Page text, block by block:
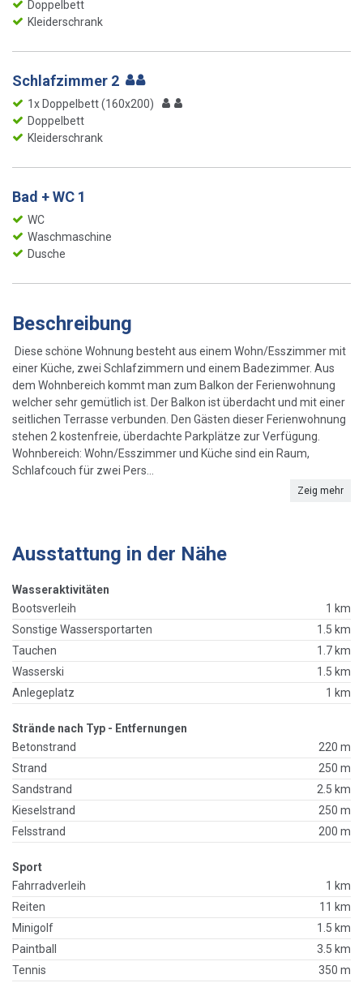
Doppelbett
Kleiderschrank
Schlafzimmer 2
1x Doppelbett (160x200)
Doppelbett
Kleiderschrank
Bad + WC 1
WC
Waschmaschine
Dusche
Beschreibung
Diese schöne Wohnung besteht aus einem Wohn/Esszimmer mit
einer Küche, zwei Schlafzimmern und einem Badezimmer. Aus
dem Wohnbereich kommt man zum Balkon der Ferienwohnung
welcher sehr gemütlich ist. Der Balkon ist überdacht und mit einer
seitlichen Terrasse verbunden. Den Gästen dieser Ferienwohnung
stehen 2 kostenfreie, überdachte Parkplätze zur Verfügung.
Wohnbereich: Wohn/Esszimmer und Küche sind ein Raum,
Schlafcouch für zwei Pers...
Zeig mehr
Ausstattung in der Nähe
Wasseraktivitäten
Bootsverleih
1 km
Sonstige Wassersportarten
1.5 km
Tauchen
1.7 km
Wasserski
1.5 km
Anlegeplatz
1 km
Strände nach Typ - Entfernungen
Betonstrand
220 m
Strand
250 m
Sandstrand
2.5 km
Kieselstrand
250 m
Felsstrand
200 m
Sport
Fahrradverleih
1 km
Reiten
11 km
Minigolf
1.5 km
Paintball
3.5 km
Tennis
350 m